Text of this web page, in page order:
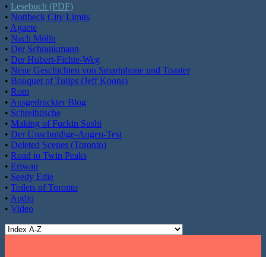
• Lesebuch (PDF)
• Nottbeck City Limits
• Agaete
• Nach Mölln
• Der Schrankmann
• Der Hubert-Fichte-Weg
• Neue Geschichten von Smartphone und Toaster
• Bouquet of Tulips (Jeff Koons)
• Rom
• Ausgedruckter Blog
• Schreibtische
• Making of Fuckin Sushi
• Der Unschuldige-Augen-Test
• Deleted Scenes (Toronto)
• Road to Twin Peaks
• Eriwan
• Seedy Edie
• Toilets of Toronto
• Audio
• Video